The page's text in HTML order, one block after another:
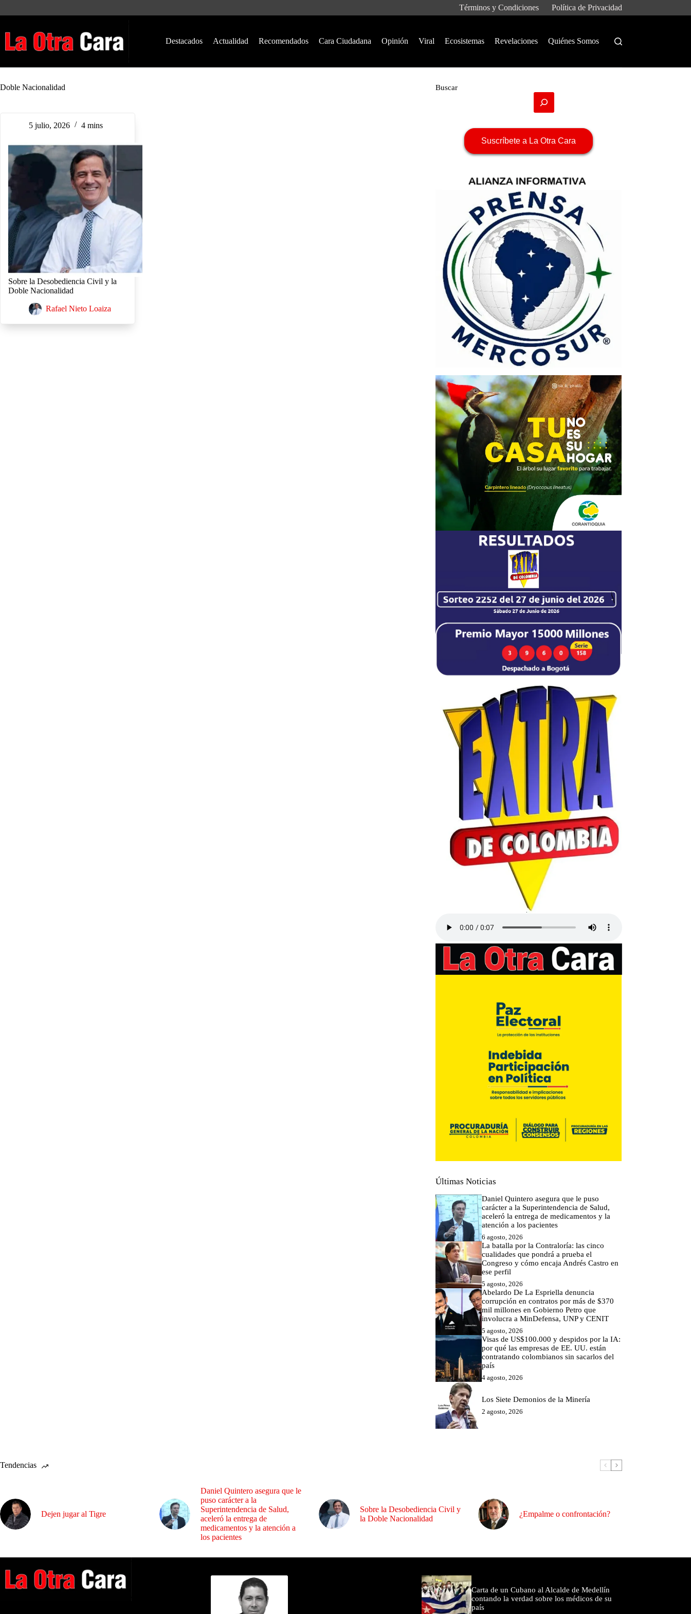
Términos y Condiciones Política de Privacidad
Destacados Actualidad Recomendados Cara Ciudadana Opinión Viral Ecosistemas Revelaciones Quiénes Somos
Doble Nacionalidad
5 julio, 2026 4 mins
Sobre la Desobediencia Civil y la
Doble Nacionalidad
Rafael Nieto Loaiza
Buscar
Suscríbete a La Otra Cara
Últimas Noticias
Daniel Quintero asegura que le puso
carácter a la Superintendencia de Salud,
aceleró la entrega de medicamentos y la
atención a los pacientes
6 agosto, 2026
La batalla por la Contraloría: las cinco
cualidades que pondrá a prueba el
Congreso y cómo encaja Andrés Castro en
ese perfil
5 agosto, 2026
Abelardo De La Espriella denuncia
corrupción en contratos por más de $370
mil millones en Gobierno Petro que
involucra a MinDefensa, UNP y CENIT
5 agosto, 2026
Visas de US$100.000 y despidos por la IA:
por qué las empresas de EE. UU. están
contratando colombianos sin sacarlos del
país
4 agosto, 2026
Los Siete Demonios de la Minería
2 agosto, 2026
Tendencias
Dejen jugar al Tigre
Daniel Quintero asegura que le
puso carácter a la
Superintendencia de Salud,
aceleró la entrega de
medicamentos y la atención a
los pacientes
Sobre la Desobediencia Civil y
la Doble Nacionalidad
¿Empalme o confrontación?
Carta de un Cubano al Alcalde de Medellín
contando la verdad sobre los médicos de su
país